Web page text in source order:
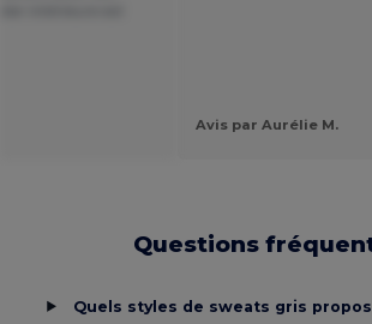
Avis par Aurélie M.
Questions
Quels styles de sweats gris